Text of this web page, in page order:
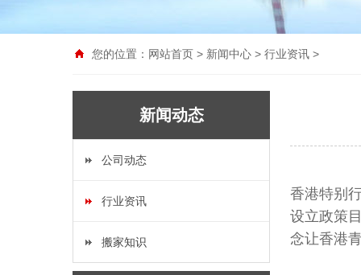
您的位置： 网站首页 > 新闻中心 > 行业资讯 >
新闻动态
公司动态
行业资讯
搬家知识
香港特别
设立政策
念让香港